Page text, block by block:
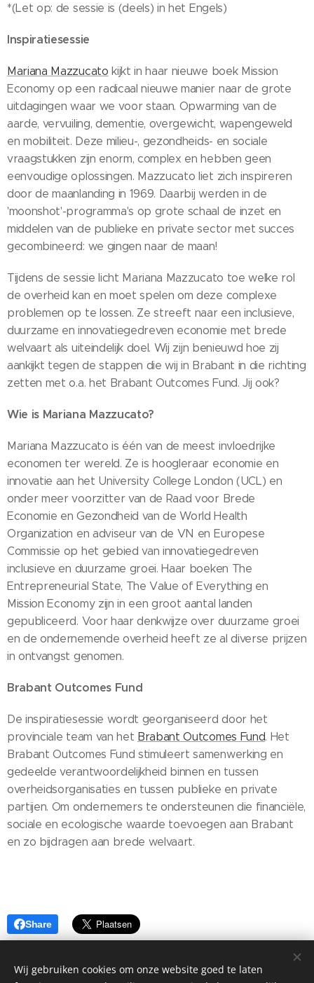
*(Let op: de sessie is (deels) in het Engels)
Inspiratiesessie
Mariana Mazzucato kijkt in haar nieuwe boek Mission
Economy op een radicaal nieuwe manier naar de grote
uitdagingen waar we voor staan. Opwarming van de
aarde, vervuiling, dementie, overgewicht, wapengeweld
en mobiliteit. Deze milieu-, gezondheids- en sociale
vraagstukken zijn enorm, complex en hebben geen
eenvoudige oplossingen. Mazzucato liet zich inspireren
door de maanlanding in 1969. Daarbij werden in de
'moonshot'-programma's op grote schaal de inzet en
middelen van de publieke en private sector met succes
gecombineerd: we gingen naar de maan!
Tijdens de sessie licht Mariana Mazzucato toe welke rol
de overheid kan en moet spelen om deze complexe
problemen op te lossen. Ze streeft naar een inclusieve,
duurzame en innovatiegedreven economie met brede
welvaart als uiteindelijk doel. Wij zijn benieuwd hoe zij
aankijkt tegen de stappen die wij in Brabant in die richting
zetten met o.a. het Brabant Outcomes Fund. Jij ook?
Wie is Mariana Mazzucato?
Mariana Mazzucato is één van de meest invloedrijke
economen ter wereld. Ze is hoogleraar economie en
innovatie aan het University College London (UCL) en
onder meer voorzitter van de Raad voor Brede
Economie en Gezondheid van de World Health
Organization en adviseur van de VN en Europese
Commissie op het gebied van innovatiegedreven
inclusieve en duurzame groei. Haar boeken The
Entrepreneurial State, The Value of Everything en
Mission Economy zijn in een groot aantal landen
gepubliceerd. Voor haar denkwijze over duurzame groei
en de ondernemende overheid heeft ze al diverse prijzen
in ontvangst genomen.
Brabant Outcomes Fund
De inspiratiesessie wordt georganiseerd door het
provinciale team van het Brabant Outcomes Fund. Het
Brabant Outcomes Fund stimuleert samenwerking en
gedeelde verantwoordelijkheid binnen en tussen
overheidsorganisaties en tussen publieke en private
partijen. Om ondernemers te ondersteunen die financiële,
sociale en ecologische waarde toevoegen aan Brabant
en zo bijdragen aan brede welvaart.
Share
Wij gebruiken cookies om onze website goed te laten